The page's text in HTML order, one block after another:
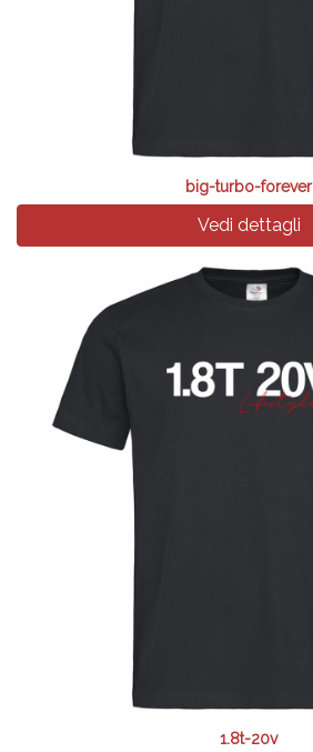
big-turbo-forever
Vedi dettagli
1.8t-20v